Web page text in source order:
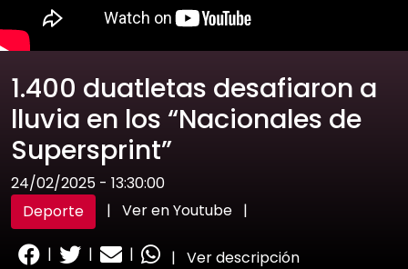
1.400 duatletas desafiaron a
lluvia en los “Nacionales de
Supersprint”
24/02/2025 - 13:30:00
Deporte
| Ver en Youtube |
| | | | Ver descripción